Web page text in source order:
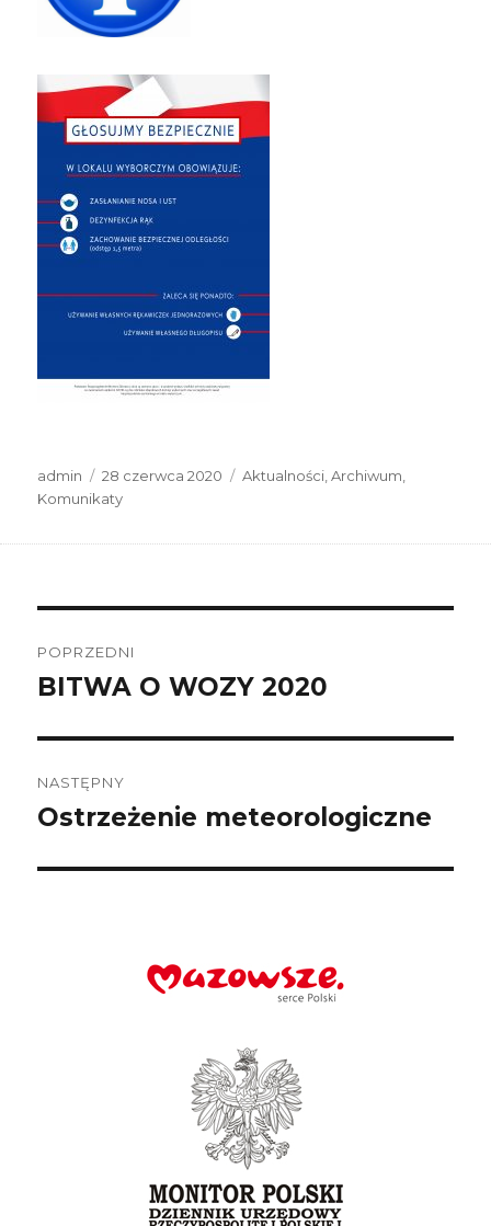
Autor
admin
Data
publikacji
28 czerwca 2020 Kategorie
Aktualności ,Archiwum
Komunikaty
wpisu
POPRZEDNI
Poprzedni
BITWA O WOZY 2020
NASTĘPNY
Następny
Ostrzeżenie meteorologiczne